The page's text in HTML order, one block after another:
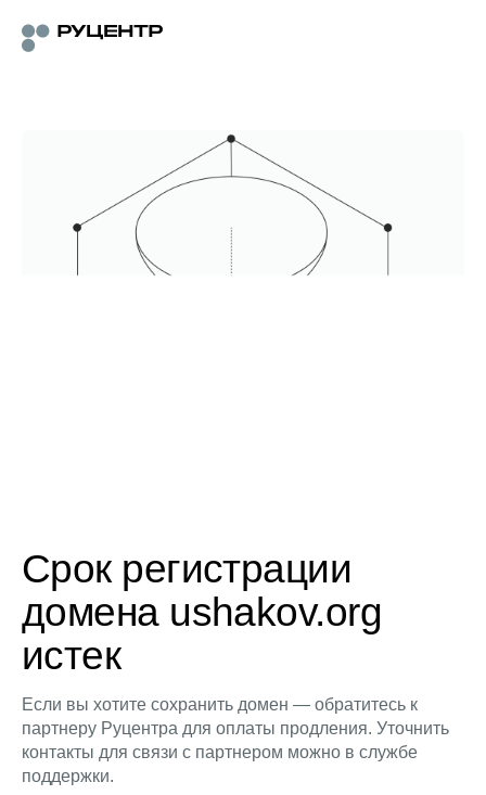
Срок регистрации
домена ushakov.org
истек
Если вы хотите сохранить домен — обратитесь к
партнеру Руцентра для оплаты продления. Уточнить
контакты для связи с партнером можно в службе
поддержки.